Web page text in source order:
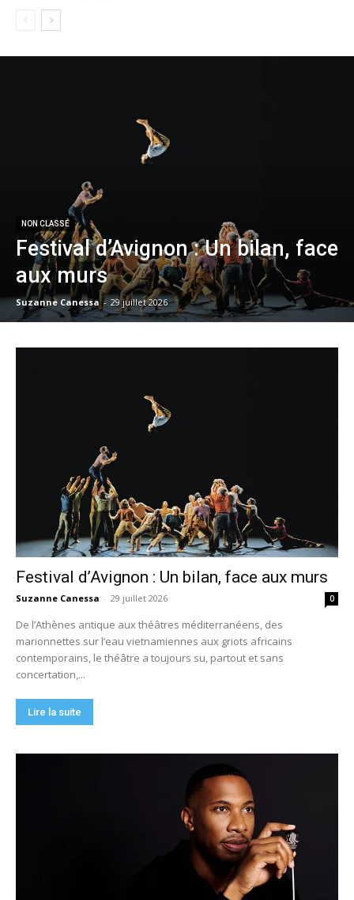
NON CLASSÉ
Festival d’Avignon : Un bilan, face
aux murs
Suzanne Canessa - 29 juillet 2026
Festival d’Avignon : Un bilan, face aux murs
Suzanne Canessa - 29 juillet 2026 0
De l’Athènes antique aux théâtres méditerranéens, des
marionnettes sur l’eau vietnamiennes aux griots africains
contemporains, le théâtre a toujours su, partout et sans
concertation,...
Lire la suite